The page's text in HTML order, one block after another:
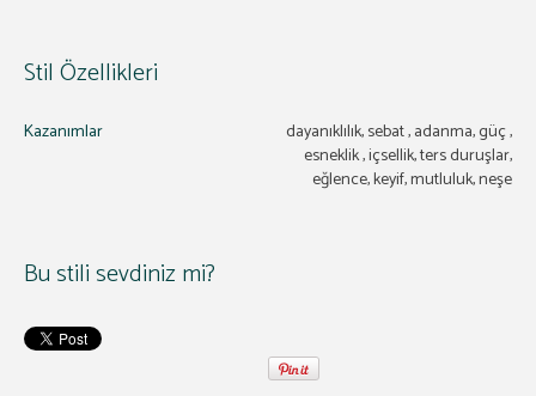
Stil Özellikleri
Kazanımlar
dayanıklılık, sebat , adanma, güç ,
esneklik , içsellik, ters duruşlar,
eğlence, keyif, mutluluk, neşe
Bu stili sevdiniz mi?